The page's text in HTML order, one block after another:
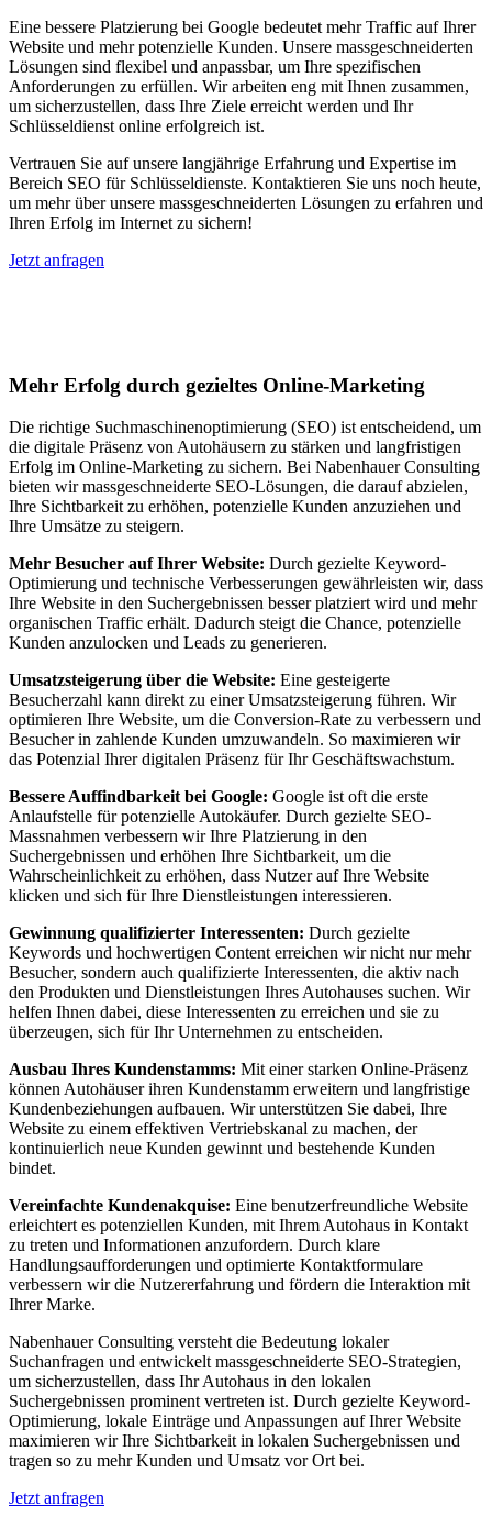
Eine bessere Platzierung bei Google bedeutet mehr Traffic auf Ihrer
Website und mehr potenzielle Kunden. Unsere massgeschneiderten
Lösungen sind flexibel und anpassbar, um Ihre spezifischen
Anforderungen zu erfüllen. Wir arbeiten eng mit Ihnen zusammen,
um sicherzustellen, dass Ihre Ziele erreicht werden und Ihr
Schlüsseldienst online erfolgreich ist.
Vertrauen Sie auf unsere langjährige Erfahrung und Expertise im
Bereich SEO für Schlüsseldienste. Kontaktieren Sie uns noch heute,
um mehr über unsere massgeschneiderten Lösungen zu erfahren und
Ihren Erfolg im Internet zu sichern!
Jetzt anfragen
Mehr Erfolg durch gezieltes Online-Marketing
Die richtige Suchmaschinenoptimierung (SEO) ist entscheidend, um
die digitale Präsenz von Autohäusern zu stärken und langfristigen
Erfolg im Online-Marketing zu sichern. Bei Nabenhauer Consulting
bieten wir massgeschneiderte SEO-Lösungen, die darauf abzielen,
Ihre Sichtbarkeit zu erhöhen, potenzielle Kunden anzuziehen und
Ihre Umsätze zu steigern.
Mehr Besucher auf Ihrer Website: Durch gezielte Keyword-
Optimierung und technische Verbesserungen gewährleisten wir, dass
Ihre Website in den Suchergebnissen besser platziert wird und mehr
organischen Traffic erhält. Dadurch steigt die Chance, potenzielle
Kunden anzulocken und Leads zu generieren.
Umsatzsteigerung über die Website: Eine gesteigerte
Besucherzahl kann direkt zu einer Umsatzsteigerung führen. Wir
optimieren Ihre Website, um die Conversion-Rate zu verbessern und
Besucher in zahlende Kunden umzuwandeln. So maximieren wir
das Potenzial Ihrer digitalen Präsenz für Ihr Geschäftswachstum.
Bessere Auffindbarkeit bei Google: Google ist oft die erste
Anlaufstelle für potenzielle Autokäufer. Durch gezielte SEO-
Massnahmen verbessern wir Ihre Platzierung in den
Suchergebnissen und erhöhen Ihre Sichtbarkeit, um die
Wahrscheinlichkeit zu erhöhen, dass Nutzer auf Ihre Website
klicken und sich für Ihre Dienstleistungen interessieren.
Gewinnung qualifizierter Interessenten: Durch gezielte
Keywords und hochwertigen Content erreichen wir nicht nur mehr
Besucher, sondern auch qualifizierte Interessenten, die aktiv nach
den Produkten und Dienstleistungen Ihres Autohauses suchen. Wir
helfen Ihnen dabei, diese Interessenten zu erreichen und sie zu
überzeugen, sich für Ihr Unternehmen zu entscheiden.
Ausbau Ihres Kundenstamms: Mit einer starken Online-Präsenz
können Autohäuser ihren Kundenstamm erweitern und langfristige
Kundenbeziehungen aufbauen. Wir unterstützen Sie dabei, Ihre
Website zu einem effektiven Vertriebskanal zu machen, der
kontinuierlich neue Kunden gewinnt und bestehende Kunden
bindet.
Vereinfachte Kundenakquise: Eine benutzerfreundliche Website
erleichtert es potenziellen Kunden, mit Ihrem Autohaus in Kontakt
zu treten und Informationen anzufordern. Durch klare
Handlungsaufforderungen und optimierte Kontaktformulare
verbessern wir die Nutzererfahrung und fördern die Interaktion mit
Ihrer Marke.
Nabenhauer Consulting versteht die Bedeutung lokaler
Suchanfragen und entwickelt massgeschneiderte SEO-Strategien,
um sicherzustellen, dass Ihr Autohaus in den lokalen
Suchergebnissen prominent vertreten ist. Durch gezielte Keyword-
Optimierung, lokale Einträge und Anpassungen auf Ihrer Website
maximieren wir Ihre Sichtbarkeit in lokalen Suchergebnissen und
tragen so zu mehr Kunden und Umsatz vor Ort bei.
Jetzt anfragen